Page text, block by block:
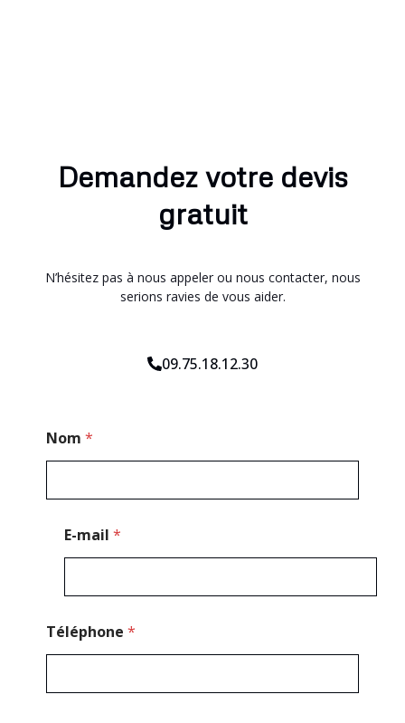
Demandez votre devis
gratuit
N’hésitez pas à nous appeler ou nous contacter, nous
serions ravies de vous aider.
09.75.18.12.30
Nom *
E-mail *
Téléphone *